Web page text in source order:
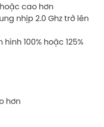
cao hơn
nhịp 2.0 Ghz trở lên
100% hoặc 125%
hơn